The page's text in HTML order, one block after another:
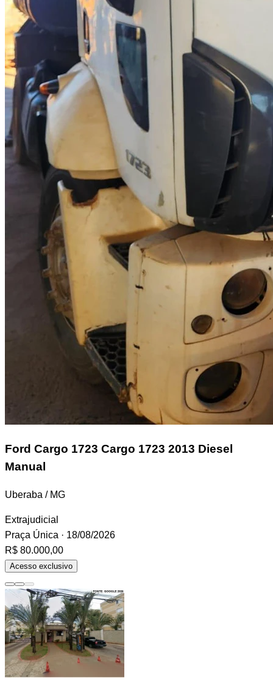
Ford Cargo 1723 Cargo 1723 2013 Diesel
Manual
Uberaba / MG
Extrajudicial
Praça Única · 18/08/2026
R$ 80.000,00
Acesso exclusivo